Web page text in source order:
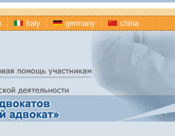
italy germany china